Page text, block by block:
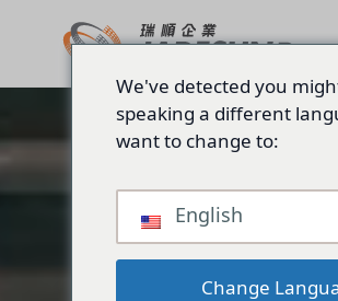
We've detected you
speaking a different
want to change to:
English
Change